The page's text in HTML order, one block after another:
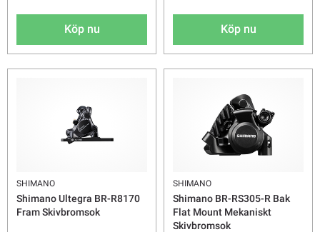
Köp nu Köp nu
SHIMANO
Shimano Ultegra BR-R8170
Fram Skivbromsok
SHIMANO
Shimano BR-RS305-R Bak
Flat Mount Mekaniskt
Skivbromsok